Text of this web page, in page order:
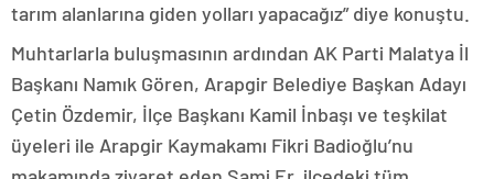
tarım alanlarına giden yolları yapacağız” diye konuştu.
Muhtarlarla buluşmasının ardından AK Parti Malatya İl
Başkanı Namık Gören, Arapgir Belediye Başkan Adayı
Çetin Özdemir, İlçe Başkanı Kamil İnbaşı ve teşkilat
üyeleri ile Arapgir Kaymakamı Fikri Badioğlu’nu